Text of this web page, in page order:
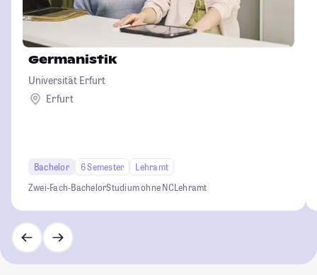
Germanistik
Universität Erfurt
Erfurt
Bachelor 6 Semester
Lehramt
Zwei-Fach-BachelorStudium ohne NCLehramt